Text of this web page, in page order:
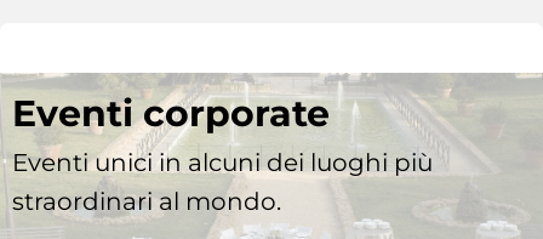
Eventi corporate
Eventi unici in alcuni dei luoghi più
straordinari al mondo.